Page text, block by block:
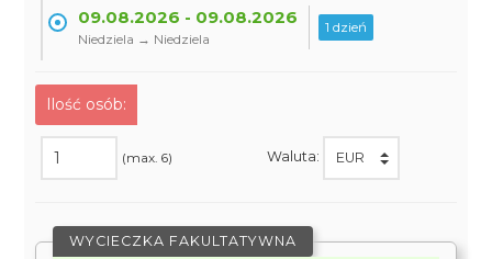
09.08.2026 - 09.08.2026
Niedziela → Niedziela
1 dzień
Ilość osób:
(max. 6) Waluta:
WYCIECZKA FAKULTATYWNA